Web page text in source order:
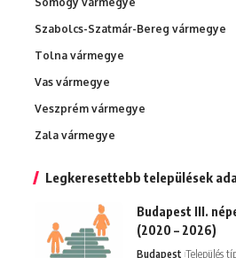
Szabolcs-Szatmár-Bereg vármegye
Tolna vármegye
Vas vármegye
Veszprém vármegye
Zala vármegye
Legkeresettebb települések
Budapest III.
(2020 – 2026)
Budapest Település